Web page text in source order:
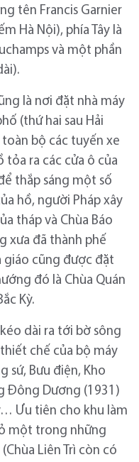
tên Francis Garnier
Hà Nội), phía Tây là
và một phần
là nơi đặt nhà máy
(thứ hai sau Hải
bộ các tuyến xe
tỏa ra các cửa ô của
thắp sáng một số
hồ, người Pháp xây
tháp và Chùa Báo
xưa đã thành phế
giáo cũng được đặt
đó là Chùa Quán
Kỳ.
dài ra tới bờ sông
chế của bộ máy
sứ, Bưu điện, Kho
Đông Dương (1931)
Ưu tiên cho khu làm
một trong những
Liên Trì còn có